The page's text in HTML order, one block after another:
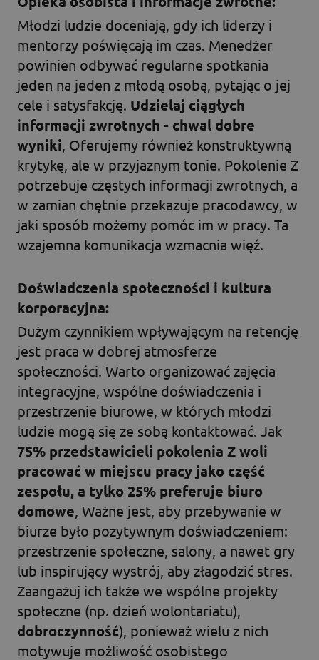
Młodzi ludzie doceniają, gdy ich liderzy i
mentorzy poświęcają im czas. Menedżer
powinien odbywać regularne spotkania
jeden na jeden z młodą osobą, pytając o jej
cele i satysfakcję. Udzielaj ciągłych
informacji zwrotnych - chwal dobre
wyniki , Oferujemy również konstruktywną
krytykę, ale w przyjaznym tonie. Pokolenie Z
potrzebuje częstych informacji zwrotnych, a
w zamian chętnie przekazuje pracodawcy, w
jaki sposób możemy pomóc im w pracy. Ta
wzajemna komunikacja wzmacnia więź.
Doświadczenia społeczności i kultura
korporacyjna:
Dużym czynnikiem wpływającym na retencję
jest praca w dobrej atmosferze
społeczności. Warto organizować zajęcia
integracyjne, wspólne doświadczenia i
przestrzenie biurowe, w których młodzi
ludzie mogą się ze sobą kontaktować. Jak
75% przedstawicieli pokolenia Z woli
pracować w miejscu pracy jako część
zespołu, a tylko 25% preferuje biuro
domowe , Ważne jest, aby przebywanie w
biurze było pozytywnym doświadczeniem:
przestrzenie społeczne, salony, a nawet gry
lub inspirujący wystrój, aby złagodzić stres.
Zaangażuj ich także we wspólne projekty
społeczne (np. dzień wolontariatu),
dobroczynność), ponieważ wielu z nich
motywuje możliwość osobistego